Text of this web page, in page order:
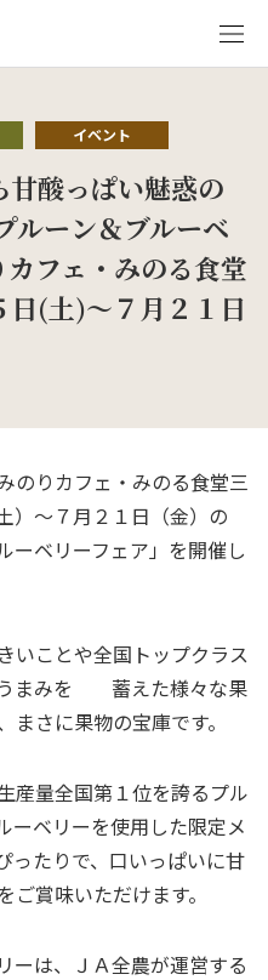
イベント
酸っぱい魅惑の
ルーン＆ブルーベ
フェ・みのる食堂
日(土)～７月２１日
のりカフェ・みのる食堂三
）～７月２１日（金）の
ーベリーフェア」を開催し
いことや全国トップクラス
うまみを 蓄えた様々な果
さに果物の宝庫です。
産量全国第１位を誇るプル
ーベリーを使用した限定メ
ったりで、口いっぱいに甘
賞味いただけます。
ーは、ＪＡ全農が運営する